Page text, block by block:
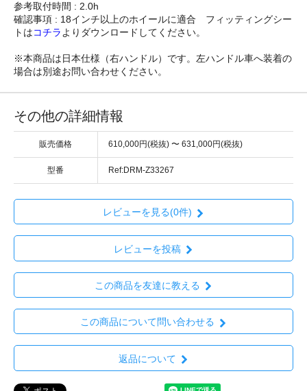
参考取付時間 : 2.0h
確認事項 : 18インチ以上のホイールに適合 フィッティングシー
トはコチラ よりダウンロードしてください。
※本商品は日本仕様（右ハンドル）です。左ハンドル車へ装着の
場合は別途お問い合わせください。
その他の詳細情報
販売価格 610,000円(税抜) 〜 631,000円(税抜)
型番 Ref:DRM-Z33267
レビューを見る(0件)
レビューを投稿
この商品を友達に教える
この商品について問い合わせる
返品について